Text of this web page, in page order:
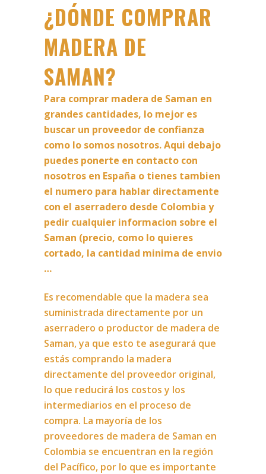
¿DÓNDE COMPRAR
MADERA DE
SAMAN?
Para comprar madera de Saman en
grandes cantidades, lo mejor es
buscar un proveedor de confianza
como lo somos nosotros. Aqui debajo
puedes ponerte en contacto con
nosotros en España o tienes tambien
el numero para hablar directamente
con el aserradero desde Colombia y
pedir cualquier informacion sobre el
Saman (precio, como lo quieres
cortado, la cantidad minima de envio
…
Es recomendable que la madera sea
suministrada directamente por un
aserradero o productor de madera de
Saman, ya que esto te asegurará que
estás comprando la madera
directamente del proveedor original,
lo que reducirá los costos y los
intermediarios en el proceso de
compra. La mayoría de los
proveedores de madera de Saman en
Colombia se encuentran en la región
del Pacífico, por lo que es importante